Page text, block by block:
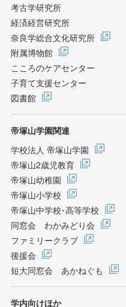
考古学研究所
経済経営研究所
奈良学総合文化研究所
附属博物館
こころのケアセンター
子育て支援センター
図書館
帝塚山学園関連
学校法人 帝塚山学園
帝塚山2歳児教育
帝塚山幼稚園
帝塚山小学校
帝塚山中学校･高等学校
同窓会 わかみどり会
ファミリークラブ
後援会
短大同窓会 あかねぐも
学内向けほか